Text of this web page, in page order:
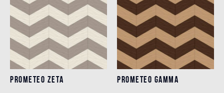
PROMETEO ZETA PROMETEO GAMMA